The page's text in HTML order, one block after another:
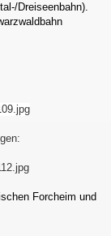
Dreiseenbahn).
Forcheim und